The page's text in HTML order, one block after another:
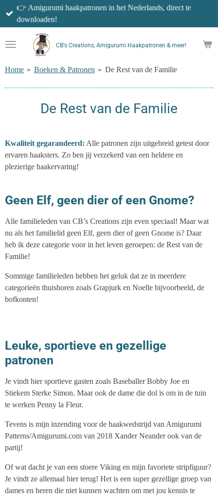
Ga
direct
de
hoofdinhoud
CB's Creations, Amigurumi Haakpatronen & meer!
👉 Amigurumi haakpatronen in het Nederlands, direct te
downloaden!
Home » Boeken & Patronen » De Rest van de Familie
De Rest van de Familie
Kwaliteit gegarandeerd: Alle patronen zijn uitgebreid getest door
ervaren haaksters. Zo ben jij verzekerd van een heldere en
plezierige haakervaring!
Geen Elf, geen dier of een Gnome?
Alle familieleden van CB’s Creations zijn even speciaal! Maar wat
nu als het familielid geen Elf, geen dier of geen Gnome is? Daar
heb ik deze categorie voor in het leven geroepen: de Rest van de
Familie!
Sommige familieleden hebben het geluk dat ze in meerdere
categorieën thuishoren zoals Grapjurk en Noelle bijvoorbeeld, de
bofkonten!
Leuke, sportieve en gezellige
patronen
Je vindt hier sportieve gasten zoals Baseballer Bobby Joe en
Stiekem Sterke Simon. Maar ook de dame die dol is om in de tuin
te werken Penny la Fleur.
Tevens is mijn inzending voor de haakwedstrijd van Amigurumi
Patterns/Amigurumi.com van 2018 Xander Neander ook van de
partij!
Of wat dacht je van een stoere Viking en mijn favoriete stripfiguur?
Je vindt ze allemaal hier terug! Het is een super gezellige groep van
dames en heren die niet kunnen wachten om met jou kennis te